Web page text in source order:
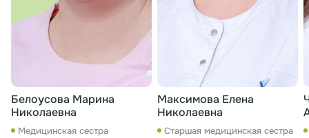
Белоусова Марина
Николаевна
Медицинская сестра
Максимова Елена
Николаевна
Старшая медицинская сестра